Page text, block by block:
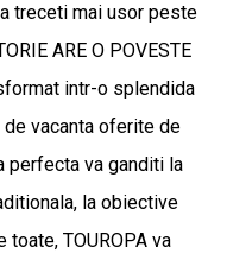
treceti mai usor peste
ARE O POVESTE
intr-o splendida
vacanta oferite de
perfecta va ganditi la
la obiective
TOUROPA va